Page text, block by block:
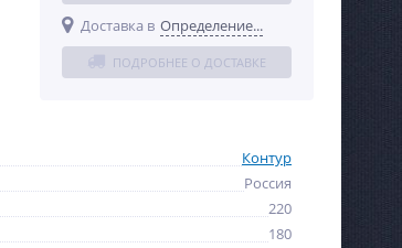
Доставка в Определение...
ПОДРОБНЕЕ О ДОСТАВКЕ
Контур
Россия
220
180